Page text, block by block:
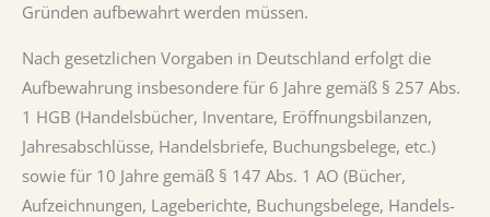
Gründen aufbewahrt werden müssen.
Nach gesetzlichen Vorgaben in Deutschland erfolgt die
Aufbewahrung insbesondere für 6 Jahre gemäß § 257 Abs.
1 HGB (Handelsbücher, Inventare, Eröffnungsbilanzen,
Jahresabschlüsse, Handelsbriefe, Buchungsbelege, etc.)
sowie für 10 Jahre gemäß § 147 Abs. 1 AO (Bücher,
Aufzeichnungen, Lageberichte, Buchungsbelege, Handels-